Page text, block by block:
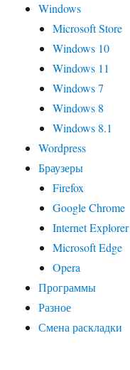
Windows
Microsoft Store
Windows 10
Windows 11
Windows 7
Windows 8
Windows 8.1
Wordpress
Браузеры
Firefox
Google Chrome
Internet Explorer
Microsoft Edge
Opera
Программы
Разное
Смена раскладки